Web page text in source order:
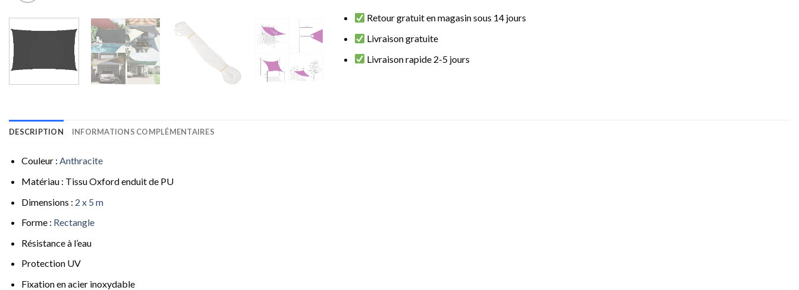
Retour gratuit en magasin sous 14 jours
Livraison gratuite
Livraison rapide 2-5 jours
DESCRIPTION INFORMATIONS COMPLÉMENTAIRES
Couleur : Anthracite
Matériau : Tissu Oxford enduit de PU
Dimensions : 2 x 5 m
Forme : Rectangle
Résistance à l’eau
Protection UV
Fixation en acier inoxydable